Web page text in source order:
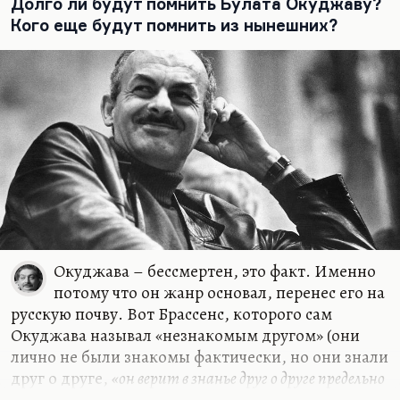
этом – чтобы он умел свое отстаивать до конца,
как Шварц, который казался и робким, и каким-
то чересчур интеллигентным. И эти вечно
дрожащие руки…
Кого еще будут помнить из нынешних?
Окуджава – бессмертен, это факт. Именно
потому что он жанр основал, перенес его на
русскую почву. Вот Брассенс, которого сам
Окуджава называл «незнакомым другом» (они
лично не были знакомы фактически, но они знали
друг о друге, «он верит в знанье друг о друге предельно